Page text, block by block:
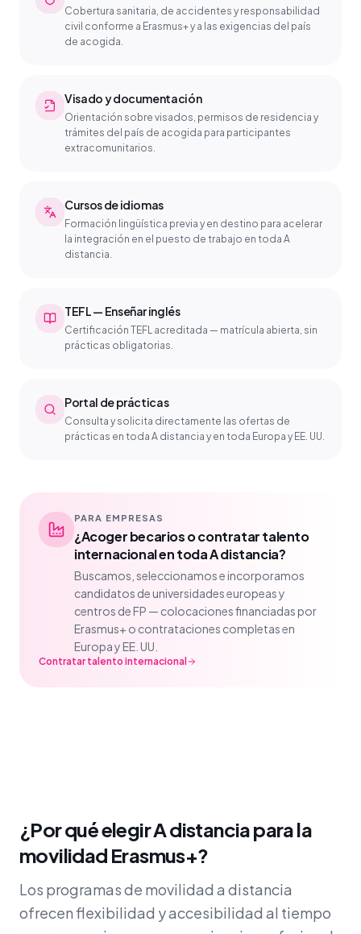
Cobertura sanitaria, de accidentes y responsabilidad
civil conforme a Erasmus+ y a las exigencias del país
de acogida.
Visado y documentación
Orientación sobre visados, permisos de residencia y
trámites del país de acogida para participantes
extracomunitarios.
Cursos de idiomas
Formación lingüística previa y en destino para acelerar
la integración en el puesto de trabajo en toda A
distancia.
TEFL — Enseñar inglés
Certificación TEFL acreditada — matrícula abierta, sin
prácticas obligatorias.
Portal de prácticas
Consulta y solicita directamente las ofertas de
prácticas en toda A distancia y en toda Europa y EE. UU.
PARA EMPRESAS
¿Acoger becarios o contratar talento
internacional en toda A distancia?
Buscamos, seleccionamos e incorporamos
candidatos de universidades europeas y
centros de FP — colocaciones financiadas por
Erasmus+ o contrataciones completas en
Europa y EE. UU.
Contratar talento internacional
¿Por qué elegir A distancia para la
movilidad Erasmus+?
Los programas de movilidad a distancia
ofrecen flexibilidad y accesibilidad al tiempo